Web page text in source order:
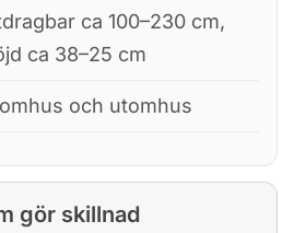
ca 100–230 cm,
ca 38–25 cm
och utomhus
gör skillnad